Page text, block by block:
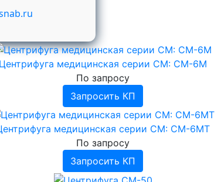
Центрифуга медицинская серии СМ: СМ-6М
По запросу
Запросить КП
медицинская серии СМ: СМ-6МТ
По запросу
Запросить КП